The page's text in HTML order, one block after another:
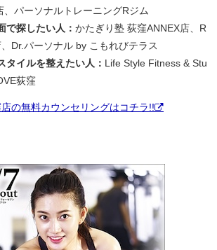
、パーソナルトレーニングRジム
で探したい人： かたぎり塾 荻窪ANNEX店、R
Dr.パーソナル by こもれびテラス
タイルを整えたい人： Life Style Fitness & Stu
荻窪
の無料カウンセリングはコチラ!!